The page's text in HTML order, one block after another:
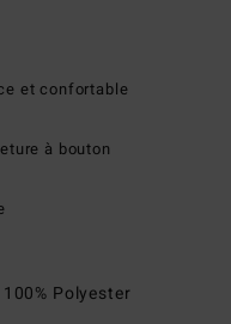
et confortable
à bouton
Polyester